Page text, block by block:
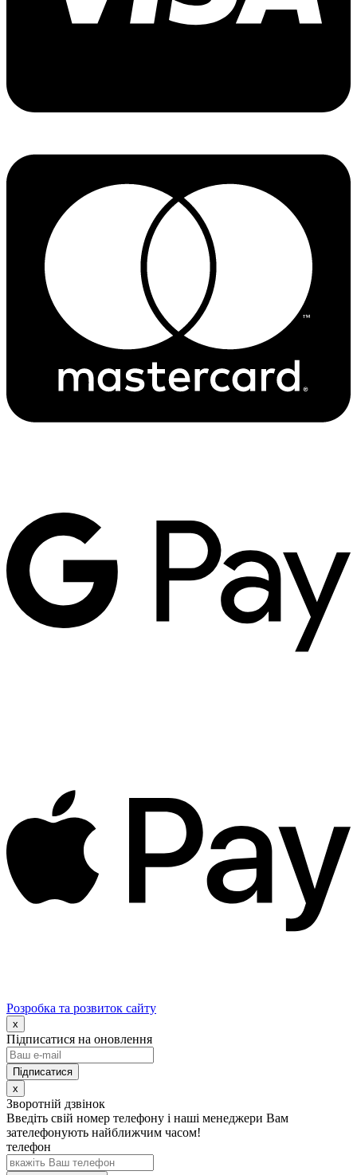
Розробка та розвиток сайту
x
Підписатися на оновлення
x
Зворотній дзвінок
Введіть свій номер телефону і наші менеджери Вам
зателефонують найближчим часом!
телефон